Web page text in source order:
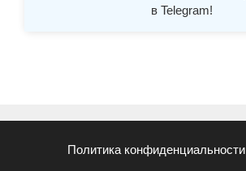
в Telegram!
Политика конфиденциальности